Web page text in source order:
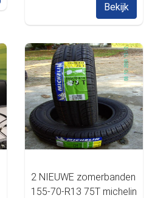
Bekijk
2 NIEUWE zomerbanden
155-70-R13 75T michelin